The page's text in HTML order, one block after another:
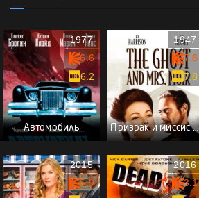
Автомобиль
1977
6.6
6.2
Призрак и миссис Мьюр
1947
7.6
7.8
2015
5.9
2016
3.1